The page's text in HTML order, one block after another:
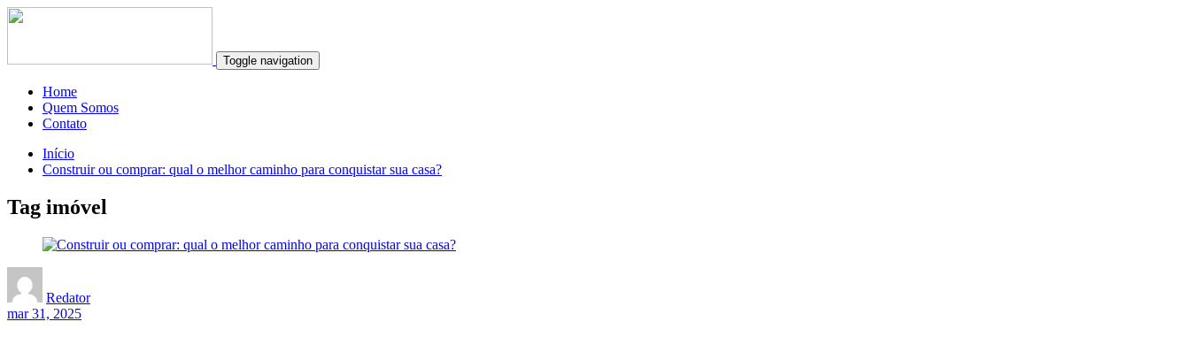
Toggle navigation
Home
Quem Somos
Contato
Início
Construir ou comprar: qual o melhor caminho para conquistar sua casa?
Tag imóvel
Redator
mar 31, 2025